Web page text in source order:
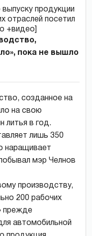
пока не вышло
созданное на
на свою
литья в год.
лишь 350
наращивает
мэр Челнов
производству,
200 рабочих
прежде
автомобильной